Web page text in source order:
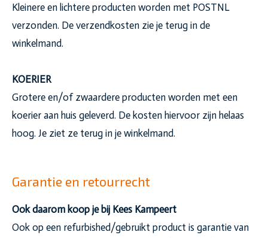
Kleinere en lichtere producten worden met POSTNL
verzonden. De verzendkosten zie je terug in de
winkelmand.
KOERIER
Grotere en/of zwaardere producten worden met een
koerier aan huis geleverd. De kosten hiervoor zijn helaas
hoog. Je ziet ze terug in je winkelmand.
Garantie en retourrecht
Ook daarom koop je bij Kees Kampeert
Ook op een refurbished/gebruikt product is garantie van